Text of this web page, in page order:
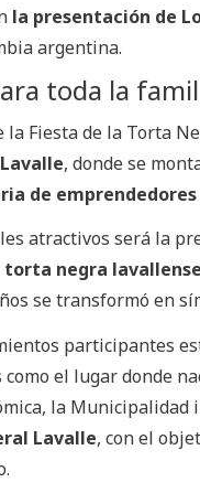
la presentación de
argentina.
toda la
la Fiesta de la Torta
, donde se
de emprendedores
atractivos será la
negra lavallense
se transformó en
participantes
el lugar donde
la Municipalidad
Lavalle, con el